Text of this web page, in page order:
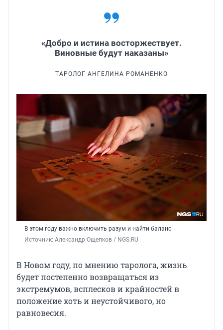
«Добро и истина восторжествует.
Виновные будут наказаны»
ТАРОЛОГ АНГЕЛИНА РОМАНЕНКО
В этом году важно включить разум и найти баланс
Источник: Александр Ощепков / NGS.RU
В Новом году, по мнению таролога, жизнь
будет постепенно возвращаться из
экстремумов, всплесков и крайностей в
положение хоть и неустойчивого, но
равновесия.